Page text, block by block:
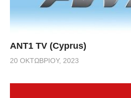
ANT1 TV (Cyprus)
20 ΟΚΤΩΒΡΊΟΥ, 2023